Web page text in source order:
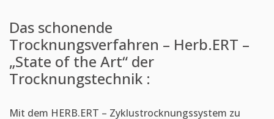
Das schonende
Trocknungsverfahren – Herb.ERT –
„State of the Art“ der
Trocknungstechnik :
Mit dem HERB.ERT – Zyklustrocknungssystem zu